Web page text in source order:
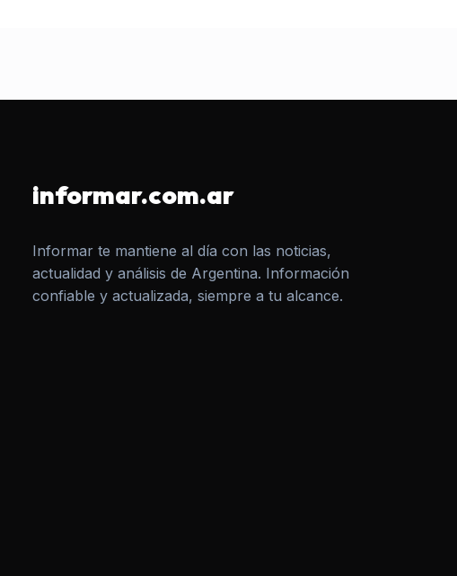
informar.com.ar
Informar te mantiene al día con las noticias,
actualidad y análisis de Argentina. Información
confiable y actualizada, siempre a tu alcance.